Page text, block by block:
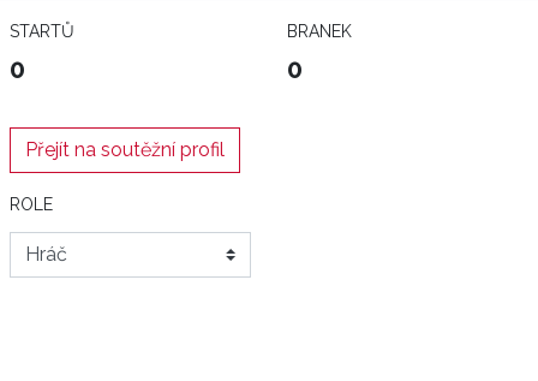
STARTŮ
0
BRANEK
0
Přejít na soutěžní profil
ROLE